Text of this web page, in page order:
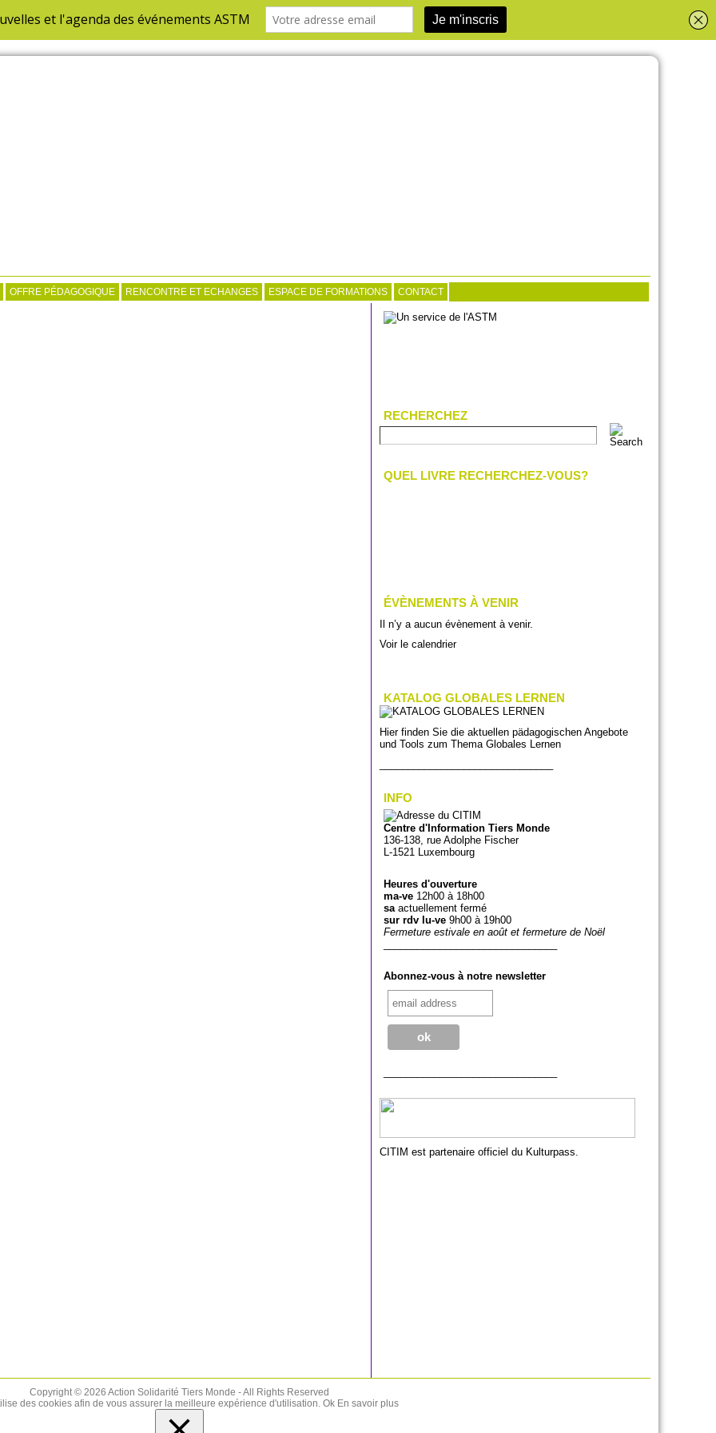
OFFRE PÉDAGOGIQUE RENCONTRE ET ECHANGES ESPACE DE FORMATIONS CONTACT
RECHERCHEZ
QUEL LIVRE RECHERCHEZ-VOUS?
ÉVÈNEMENTS À VENIR
Il n’y a aucun évènement à venir.
Voir le calendrier
KATALOG GLOBALES LERNEN
Hier finden Sie die aktuellen pädagogischen Angebote
und Tools zum Thema Globales Lernen
INFO
Centre d'Information Tiers Monde
136-138, rue Adolphe Fischer
L-1521 Luxembourg
Heures d'ouverture
ma-ve 12h00 à 18h00
saactuellement fermé
sur rdv lu-ve 9h00 à 19h00
Fermeture estivale en août et fermeture de Noël
Abonnez-vous à notre newsletter
CITIM est partenaire officiel du Kulturpass.
Copyright © 2026 Action Solidarité Tiers Monde - All Rights Reserved
des cookies afin de vous assurer la meilleure expérience d'utilisation. Ok En savoir plus